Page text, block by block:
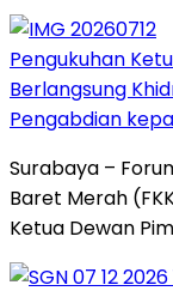
Pengukuhan
Berlangsung
Pengabdian
Surabaya –
Baret Merah
Ketua Dewan